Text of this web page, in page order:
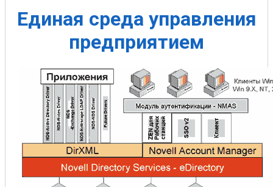
Единая среда управления
предприятием